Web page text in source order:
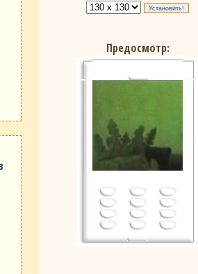
Предосмотр: